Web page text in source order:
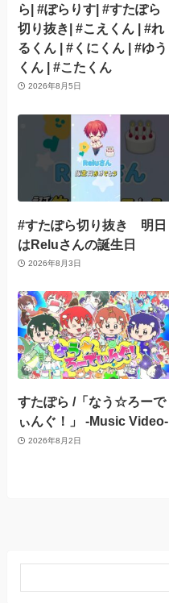
ら| #ぽらりす| #すたぽら
切り抜き| #こえくん | #れ
るくん | #くにくん | #ゆう
くん | #こたくん
2026年8月5日
#すたぽら切り抜き 明日
はReluさんの誕生日
2026年8月3日
すたぽら /「なう☆ろーで
ぃんぐ！」 -Music Video-
2026年8月2日